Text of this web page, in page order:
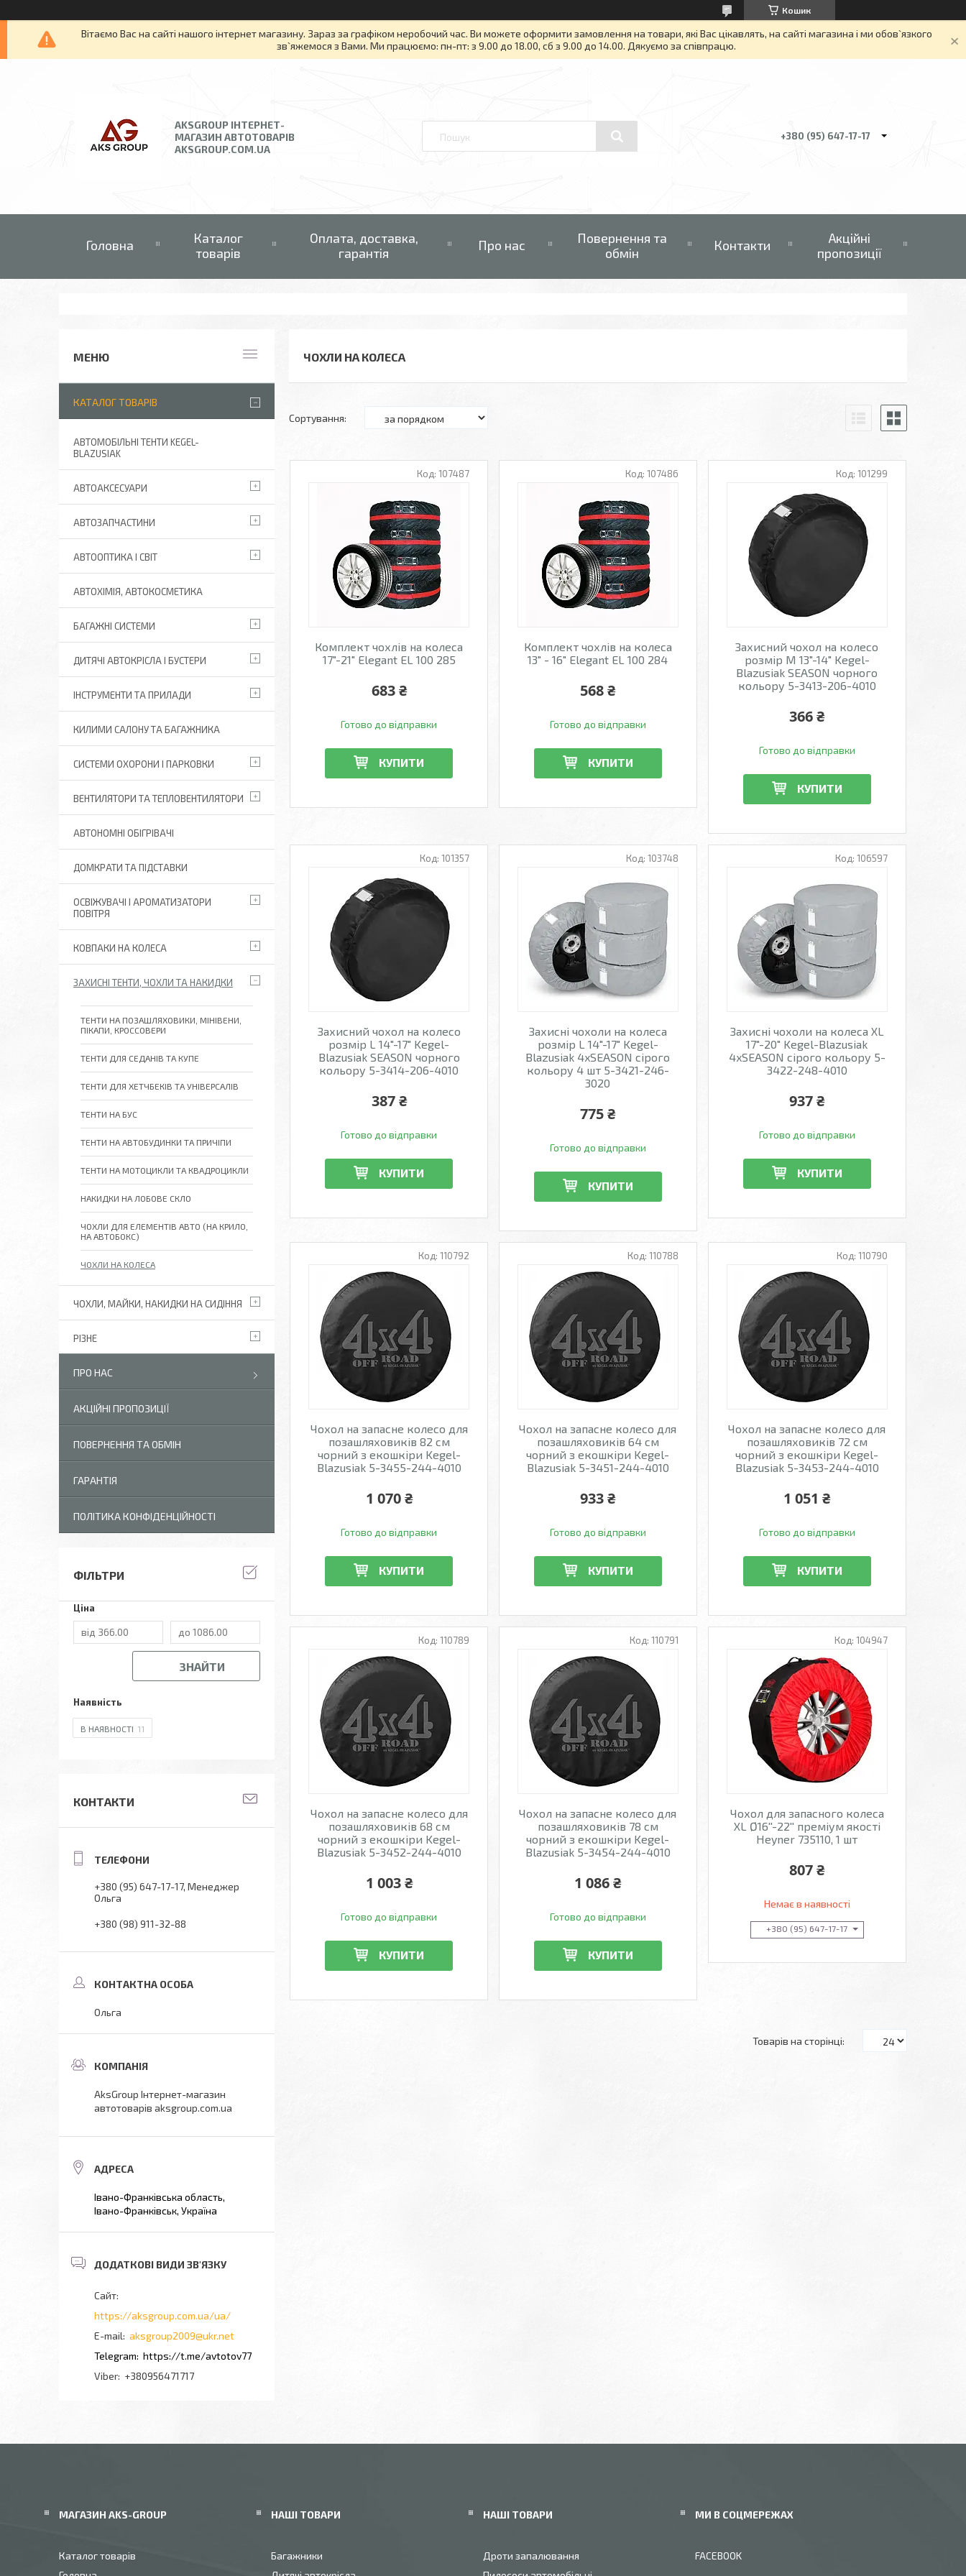
Кошик
Вітаємо Вас на сайті нашого інтернет магазину. Зараз за графіком неробочий час. Ви можете оформити замовлення на товари, які Вас цікавлять, на сайті магазина і ми обов`язкого
зв`яжемося з Вами. Ми працюємо: пн-пт: з 9.00 до 18.00, сб з 9.00 до 14.00. Дякуємо за співпрацю.
AKSGROUP ІНТЕРНЕТ-
МАГАЗИН АВТОТОВАРІВ
AKSGROUP.COM.UA
+380 (95) 647-17-17
Головна
Каталог
товарів
Оплата, доставка,
гарантія
Про нас
Повернення та
обмін
Контакти
Акційні
пропозиції
ЧОХЛИ НА КОЛЕСА
107487
Комплект чохлів на колеса
17"-21" Elegant EL 100 285
683 ₴
Готово до відправки
КУПИТИ
107486
Комплект чохлів на колеса
13" - 16" Elegant EL 100 284
568 ₴
Готово до відправки
КУПИТИ
101299
Захисний чохол на колесо
розмір М 13"-14" Kegel-
Blazusiak SEASON чорного
кольору 5-3413-206-4010
366 ₴
Готово до відправки
КУПИТИ
101357
Захисний чохол на колесо
розмір L 14"-17" Kegel-
Blazusiak SEASON чорного
кольору 5-3414-206-4010
387 ₴
Готово до відправки
КУПИТИ
103748
Захисні чохоли на колеса
розмір L 14"-17" Kegel-
Blazusiak 4xSEASON сірого
кольору 4 шт 5-3421-246-
3020
775 ₴
Готово до відправки
КУПИТИ
106597
Захисні чохоли на колеса XL
17"-20" Kegel-Blazusiak
4xSEASON сірого кольору 5-
3422-248-4010
937 ₴
Готово до відправки
КУПИТИ
110792
Чохол на запасне колесо для
позашляховиків 82 см
чорний з екошкіри Kegel-
Blazusiak 5-3455-244-4010
1 070 ₴
Готово до відправки
КУПИТИ
110788
Чохол на запасне колесо для
позашляховиків 64 см
чорний з екошкіри Kegel-
Blazusiak 5-3451-244-4010
933 ₴
Готово до відправки
КУПИТИ
110790
Чохол на запасне колесо для
позашляховиків 72 см
чорний з екошкіри Kegel-
Blazusiak 5-3453-244-4010
1 051 ₴
Готово до відправки
КУПИТИ
110789
Чохол на запасне колесо для
позашляховиків 68 см
чорний з екошкіри Kegel-
Blazusiak 5-3452-244-4010
1 003 ₴
Готово до відправки
КУПИТИ
110791
Чохол на запасне колесо для
позашляховиків 78 см
чорний з екошкіри Kegel-
Blazusiak 5-3454-244-4010
1 086 ₴
Готово до відправки
КУПИТИ
104947
Чохол для запасного колеса
XL Ø16''-22'' преміум якості
Heyner 735110, 1 шт
807 ₴
Немає в наявності
+380 (95) 647-17-17
КАТАЛОГ ТОВАРІВ
АВТОМОБІЛЬНІ ТЕНТИ KEGEL-
BLAZUSIAK
АВТОАКСЕСУАРИ
АВТОЗАПЧАСТИНИ
АВТООПТИКА І СВІТ
АВТОХІМІЯ, АВТОКОСМЕТИКА
БАГАЖНІ СИСТЕМИ
ДИТЯЧІ АВТОКРІСЛА І БУСТЕРИ
ІНСТРУМЕНТИ ТА ПРИЛАДИ
КИЛИМИ САЛОНУ ТА БАГАЖНИКА
СИСТЕМИ ОХОРОНИ І ПАРКОВКИ
ВЕНТИЛЯТОРИ ТА ТЕПЛОВЕНТИЛЯТОРИ
АВТОНОМНІ ОБІГРІВАЧІ
ДОМКРАТИ ТА ПІДСТАВКИ
ОСВІЖУВАЧІ І АРОМАТИЗАТОРИ
ПОВІТРЯ
КОВПАКИ НА КОЛЕСА
ЗАХИСНІ ТЕНТИ, ЧОХЛИ ТА НАКИДКИ
ТЕНТИ НА ПОЗАШЛЯХОВИКИ, МІНІВЕНИ,
ПІКАПИ, КРОССОВЕРИ
ТЕНТИ ДЛЯ СЕДАНІВ ТА КУПЕ
ТЕНТИ ДЛЯ ХЕТЧБЕКІВ ТА УНІВЕРСАЛІВ
ТЕНТИ НА БУС
ТЕНТИ НА АВТОБУДИНКИ ТА ПРИЧІПИ
ТЕНТИ НА МОТОЦИКЛИ ТА КВАДРОЦИКЛИ
НАКИДКИ НА ЛОБОВЕ СКЛО
ЧОХЛИ ДЛЯ ЕЛЕМЕНТІВ АВТО (НА КРИЛО,
НА АВТОБОКС)
ЧОХЛИ НА КОЛЕСА
ЧОХЛИ, МАЙКИ, НАКИДКИ НА СИДІННЯ
РІЗНЕ
ПРО НАС
АКЦІЙНІ ПРОПОЗИЦІЇ
ПОВЕРНЕННЯ ТА ОБМІН
ГАРАНТІЯ
ПОЛІТИКА КОНФІДЕНЦІЙНОСТІ
ФІЛЬТРИ
Ціна
ЗНАЙТИ
Наявність
В НАЯВНОСТІ 11
КОНТАКТИ
+380 (95) 647-17-17 Менеджер
Ольга
+380 (98) 911-32-88
Ольга
AksGroup Інтернет-магазин
автотоварів aksgroup.com.ua
Івано-Франківська область,
Івано-Франківськ, Україна
https://aksgroup.com.ua/ua/
aksgroup2009@ukr.net
https://t.me/avtotov77
+380956471717
МАГАЗИН AKS-GROUP
Каталог товарів
НАШІ ТОВАРИ
Багажники
НАШІ ТОВАРИ
Дроти запалювання
МИ В СОЦМЕРЕЖАХ
FACEBOOK